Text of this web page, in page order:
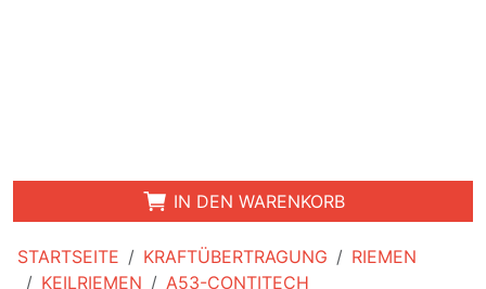
STARTSEITE KRAFTÜBERTRAGUNG
RIEMEN
KEILRIEMEN
A53-CONTITECH
IN DEN WARENKORB